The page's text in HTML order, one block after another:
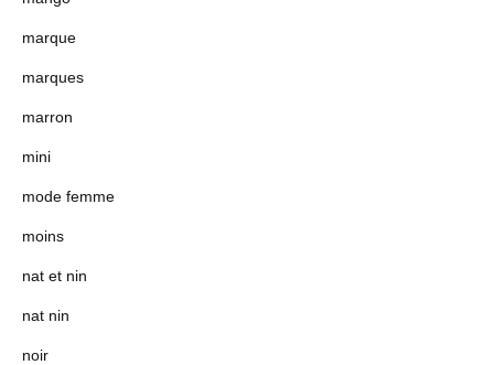
marque
marques
marron
mini
mode femme
moins
nat et nin
nat nin
noir